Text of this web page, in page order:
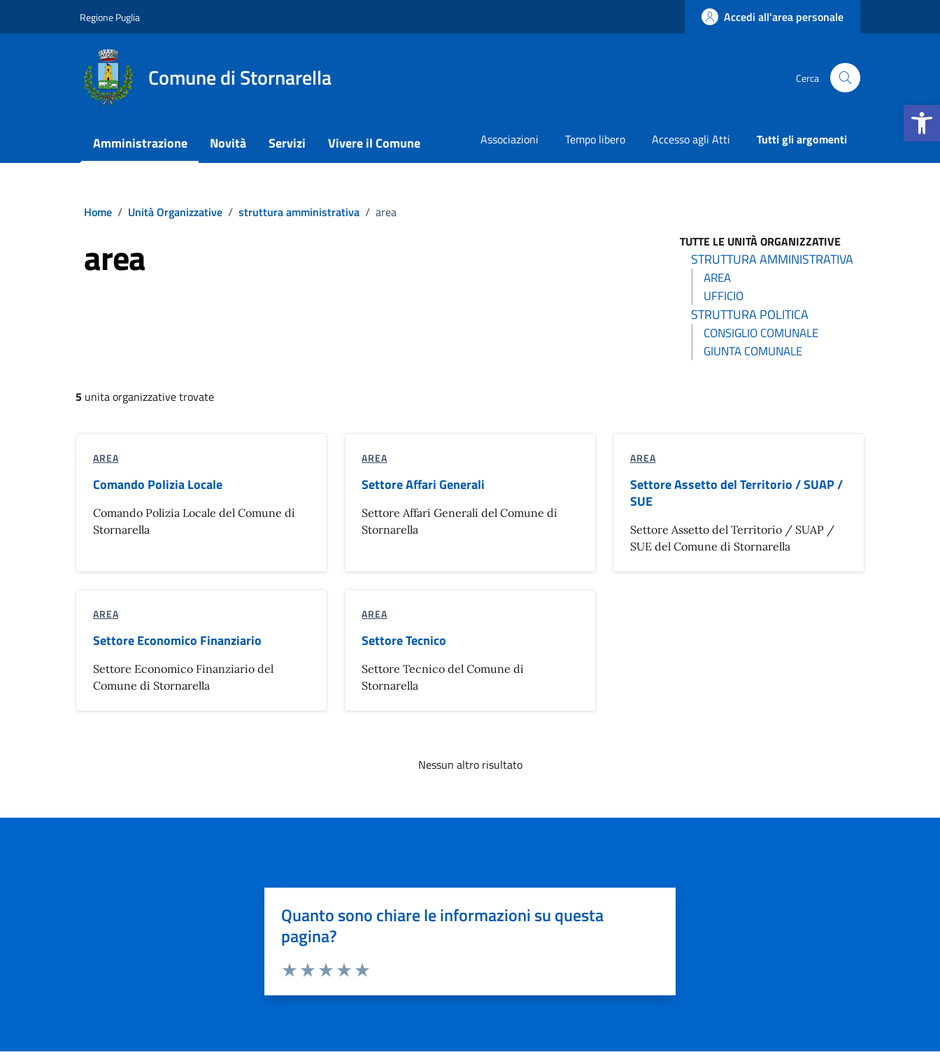
Regione Puglia Accedi all'area personale
Comune di Stornarella Cerca
Amministrazione Novità Servizi Vivere il Comune Associazioni Tempo libero Accesso agli Atti Tutti gli argomenti
Home / Unità Organizzative / struttura amministrativa / area
area TUTTE LE UNITÀ ORGANIZZATIVE
STRUTTURA AMMINISTRATIVA
AREA
UFFICIO
STRUTTURA POLITICA
CONSIGLIO COMUNALE
GIUNTA COMUNALE
5 unita organizzative trovate
AREA
Comando Polizia Locale
Comando Polizia Locale del Comune di
Stornarella
AREA
Settore Affari Generali
Settore Affari Generali del Comune di
Stornarella
AREA
Settore Assetto del Territorio / SUAP /
SUE
Settore Assetto del Territorio / SUAP /
SUE del Comune di Stornarella
AREA
Settore Economico Finanziario
Settore Economico Finanziario del
Comune di Stornarella
AREA
Settore Tecnico
Settore Tecnico del Comune di
Stornarella
Nessun altro risultato
Quanto sono chiare le informazioni su questa
pagina?
Apri la